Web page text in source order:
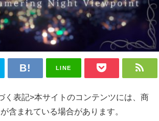
LINE
く表記>本サイトのコンテンツには、商
含まれている場合があります。